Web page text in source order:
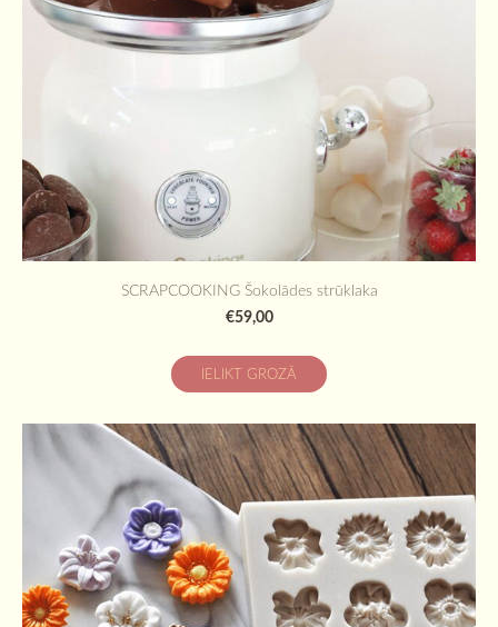
SCRAPCOOKING Šokolādes strūklaka
€59,00
IELIKT GROZĀ